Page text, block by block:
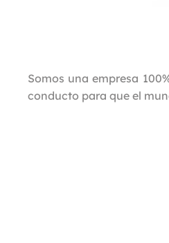
Somos una empresa
conducto para que el